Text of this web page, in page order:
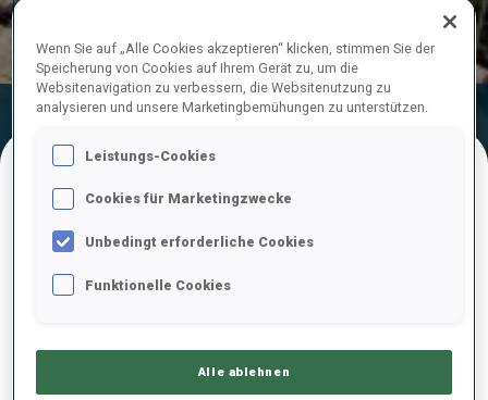
Video
Endergebnis Ski-Zeit Schieß-Zeit
ENDERGEBNISE – SCHIESS-ZEIT
Wenn Sie auf „Alle Cookies akzeptieren“ klicken, stimmen Sie der
Speicherung von Cookies auf Ihrem Gerät zu, um die
Websitenavigation zu verbessern, die Websitenutzung zu
analysieren und unsere Marketingbemühungen zu unterstützen.
Leistungs-Cookies
Cookies für Marketingzwecke
Unbedingt erforderliche Cookies
Funktionelle Cookies
Alle ablehnen